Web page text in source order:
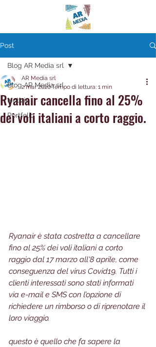
Post
Blog AR Media srl
Notizie
Portfolio
Blog AR Media srl
Ryanair cancella fino al 25%
dei voli italiani a corto raggio.
AR Media srl
2 mar 2020Tempo di lettura: 1 min
Ryanair è stata costretta a cancellare
fino al 25% dei voli italiani a corto
raggio dal 17 marzo all'8 aprile, come
conseguenza del virus Covid19. Tutti i
clienti interessati sono stati informati
via e-mail e SMS con l’opzione di
richiedere un rimborso o di riprenotare il
loro viaggio.
questo è quello che fa sapere la